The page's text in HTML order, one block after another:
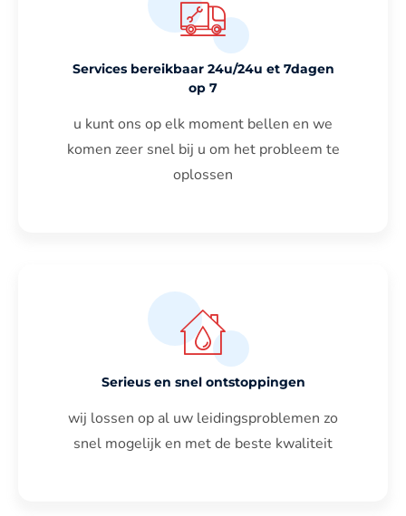
Services bereikbaar 24u/24u et 7dagen
op 7
u kunt ons op elk moment bellen en we
komen zeer snel bij u om het probleem te
oplossen
Serieus en snel ontstoppingen
wij lossen op al uw leidingsproblemen zo
snel mogelijk en met de beste kwaliteit